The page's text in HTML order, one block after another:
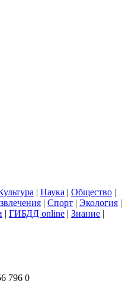
| Наука | Общество |
| Спорт | Экология |
| ГИБДД online | Знание |
796 0